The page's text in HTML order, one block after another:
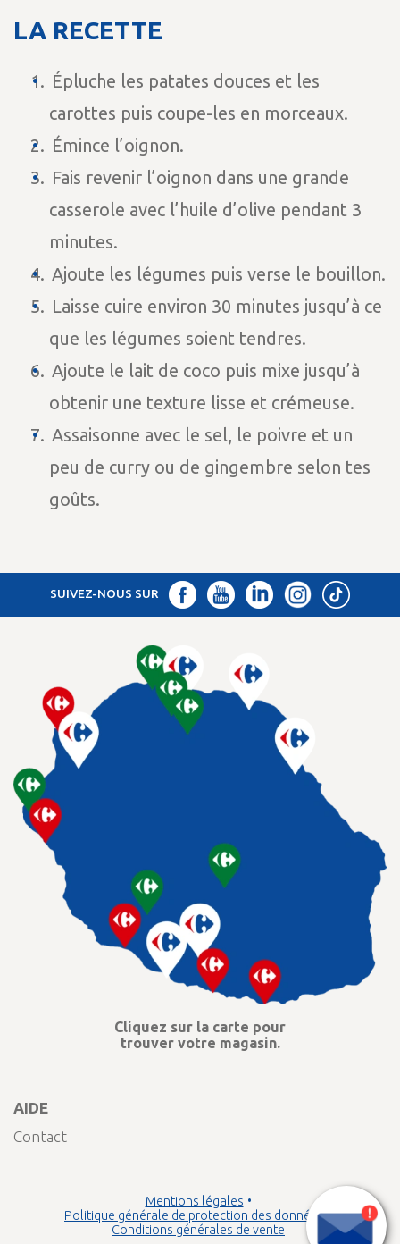
LA RECETTE
Épluche les patates douces et les
carottes puis coupe-les en morceaux.
Émince l’oignon.
Fais revenir l’oignon dans une grande
casserole avec l’huile d’olive pendant 3
minutes.
Ajoute les légumes puis verse le bouillon.
Laisse cuire environ 30 minutes jusqu’à ce
que les légumes soient tendres.
Ajoute le lait de coco puis mixe jusqu’à
obtenir une texture lisse et crémeuse.
Assaisonne avec le sel, le poivre et un
peu de curry ou de gingembre selon tes
goûts.
SUIVEZ-NOUS SUR
AIDE
Contact
Cliquez sur la carte pour
trouver votre magasin.
Mentions légales
Politique générale de protection des données
Conditions générales de vente